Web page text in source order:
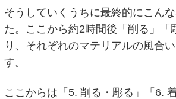
そうしていくうちに最終的にこん
た。ここから約2時間後「削る」「
り、それぞれのマテリアルの風合
す。
ここからは「5. 削る・彫る」「6.